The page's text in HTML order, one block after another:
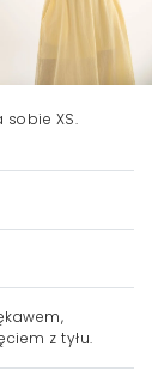
sobie XS.
z tyłu.